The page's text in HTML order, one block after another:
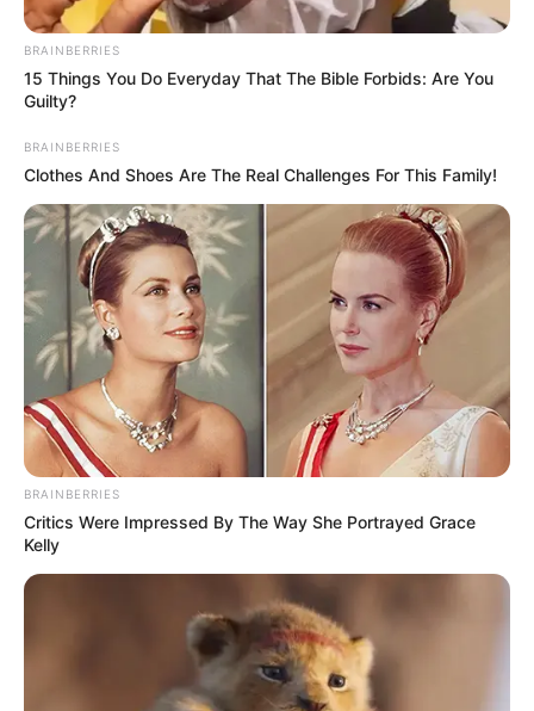
BRAINBERRIES
15 Things You Do Everyday That The Bible Forbids: Are You
Guilty?
BRAINBERRIES
Clothes And Shoes Are The Real Challenges For This Family!
BRAINBERRIES
Critics Were Impressed By The Way She Portrayed Grace
Kelly